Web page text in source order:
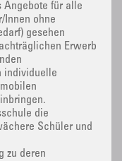
Angebote für alle
Innen ohne
gesehen
Erwerb
individuelle
die
Schüler und
zu deren